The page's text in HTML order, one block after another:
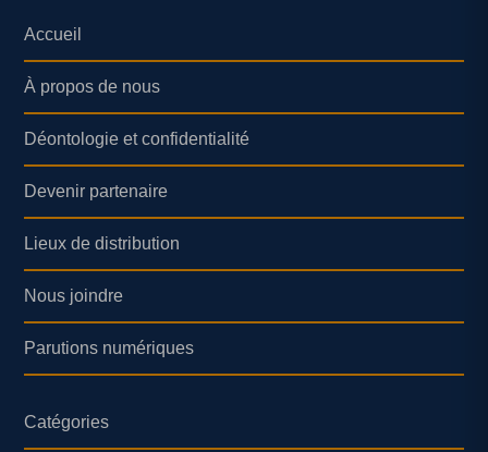
Accueil
À propos de nous
Déontologie et confidentialité
Devenir partenaire
Lieux de distribution
Nous joindre
Parutions numériques
Catégories